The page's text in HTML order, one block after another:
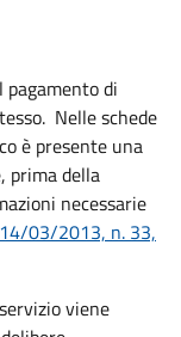
di
Nelle schede
è presente una
prima della
necessarie
03/2013, n. 33,
viene